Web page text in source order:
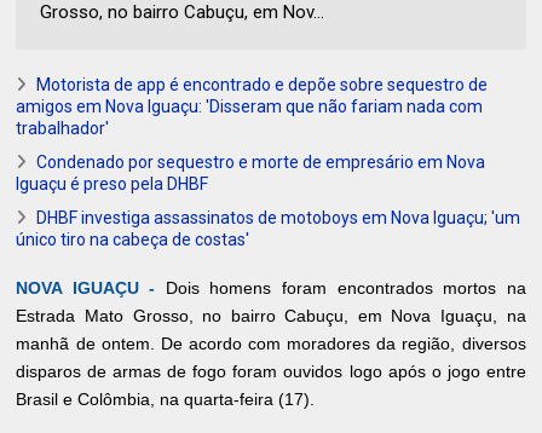
Grosso, no bairro Cabuçu, em Nov...
Motorista de app é encontrado e depõe sobre sequestro de
amigos em Nova Iguaçu: 'Disseram que não fariam nada com
trabalhador'
Condenado por sequestro e morte de empresário em Nova
Iguaçu é preso pela DHBF
DHBF investiga assassinatos de motoboys em Nova Iguaçu; 'um
único tiro na cabeça de costas'
NOVA IGUAÇU - Dois homens foram encontrados mortos na
Estrada Mato Grosso, no bairro Cabuçu, em Nova Iguaçu, na
manhã de ontem. De acordo com moradores da região, diversos
disparos de armas de fogo foram ouvidos logo após o jogo entre
Brasil e Colômbia, na quarta-feira (17).